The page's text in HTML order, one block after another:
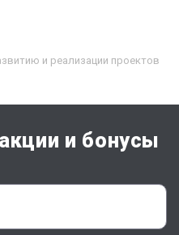
и реализации проектов
и бонусы